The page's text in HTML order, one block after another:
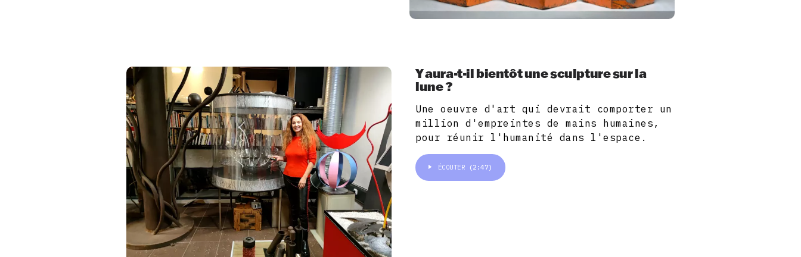
Y aura-t-il bientôt une sculpture sur la
lune ?
Une oeuvre d'art qui devrait comporter un
million d'empreintes de mains humaines,
pour réunir l'humanité dans l'espace.
ÉCOUTER (2:47)